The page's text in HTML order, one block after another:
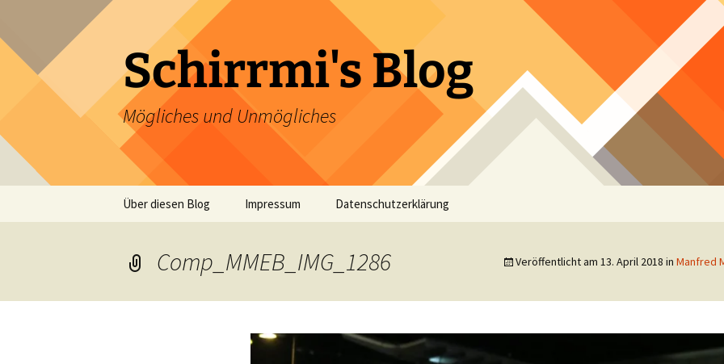
springen
Schirrmi's Blog
Mögliches und Unmögliches
Über diesen Blog Impressum Datenschutzerklärung
Comp_MMEB_IMG_1286 Veröffentlicht am 13. April 2018 in Manfred